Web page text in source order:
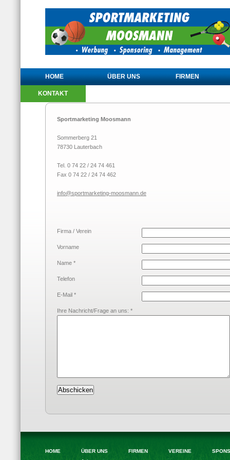
HOME ÜBER UNS FIRMEN
KONTAKT
Sportmarketing Moosmann
Sommerberg 21
78730 Lauterbach
Tel. 0 74 22 / 24 74 461
Fax 0 74 22 / 24 74 462
info@sportmarketing-moosmann.de
Firma / Verein
Vorname
Name *
Telefon
E-Mail *
Ihre Nachricht/Frage an uns: *
HOME
ÜBER UNS
FIRMEN VEREINE